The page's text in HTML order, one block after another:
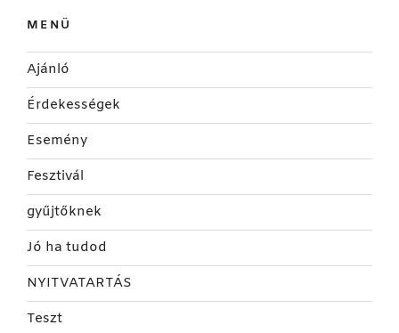
MENÜ
Ajánló
Érdekességek
Esemény
Fesztivál
gyűjtőknek
Jó ha tudod
NYITVATARTÁS
Teszt